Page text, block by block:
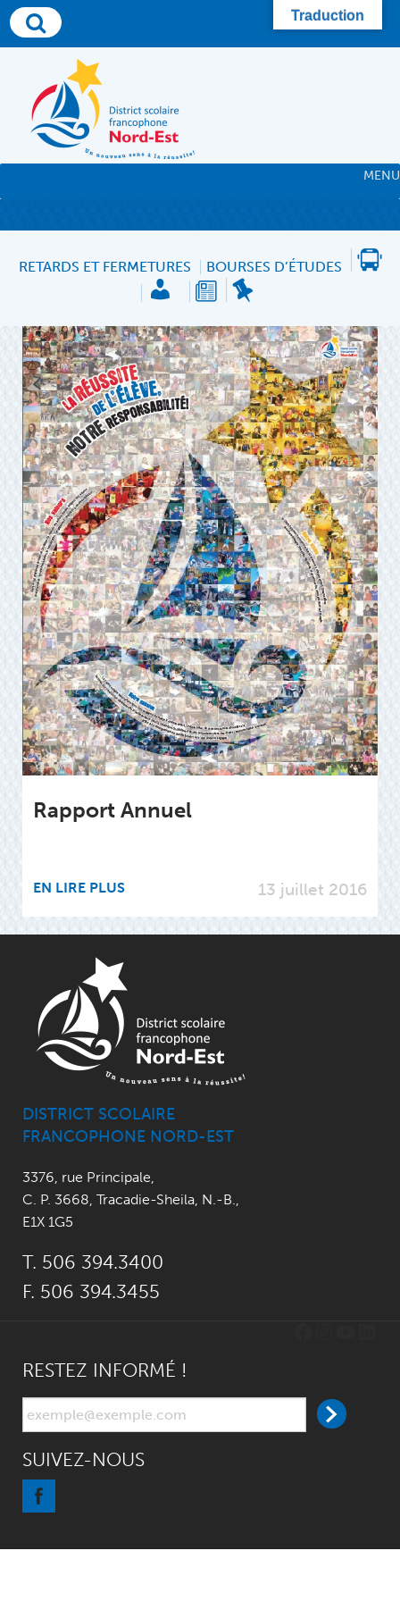
Skip
to
content
MENU
RETARDS ET FERMETURES BOURSES D’ÉTUDES
Rapport Annuel
EN LIRE PLUS 13 juillet 2016
DISTRICT SCOLAIRE
FRANCOPHONE NORD-EST
3376, rue Principale
C. P. 3668, Tracadie-Sheila, N.-B.
E1X 1G5
T. 506 394.3400
F. 506 394.3455
RESTEZ INFORMÉ !
SUIVEZ-NOUS
Traduction